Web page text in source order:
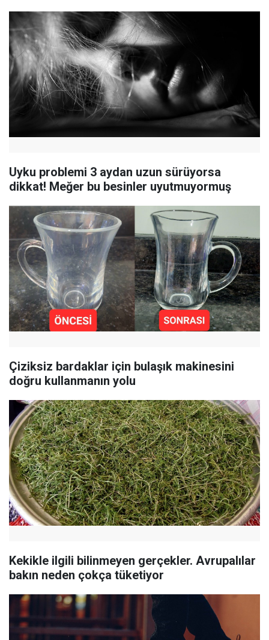
Uyku problemi 3 aydan uzun sürüyorsa
dikkat! Meğer bu besinler uyutmuyormuş
Çiziksiz bardaklar için bulaşık makinesini
doğru kullanmanın yolu
Kekikle ilgili bilinmeyen gerçekler. Avrupalılar
bakın neden çokça tüketiyor